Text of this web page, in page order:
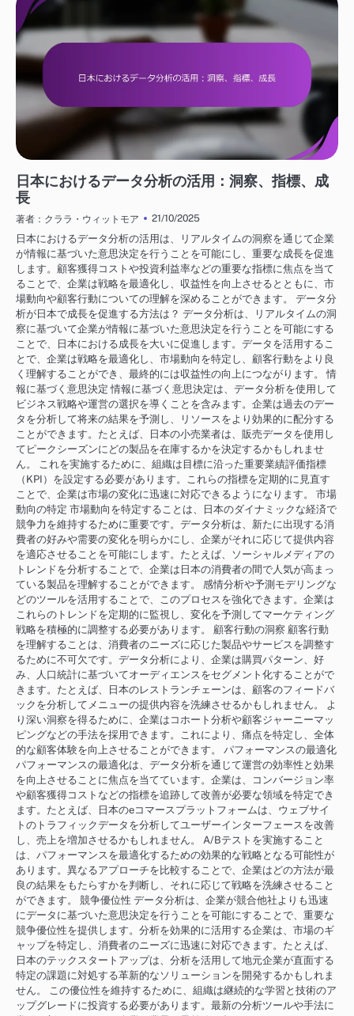
日本におけるデータ分析の活用：洞察、指標、成
長
著者：クララ・ウィットモア
21/10/2025
日本におけるデータ分析の活用は、リアルタイムの洞察を通じて企業
が情報に基づいた意思決定を行うことを可能にし、重要な成長を促進
します。顧客獲得コストや投資利益率などの重要な指標に焦点を当て
ることで、企業は戦略を最適化し、収益性を向上させるとともに、市
場動向や顧客行動についての理解を深めることができます。 データ分
析が日本で成長を促進する方法は？ データ分析は、リアルタイムの洞
察に基づいて企業が情報に基づいた意思決定を行うことを可能にする
ことで、日本における成長を大いに促進します。データを活用するこ
とで、企業は戦略を最適化し、市場動向を特定し、顧客行動をより良
く理解することができ、最終的には収益性の向上につながります。 情
報に基づく意思決定 情報に基づく意思決定は、データ分析を使用して
ビジネス戦略や運営の選択を導くことを含みます。企業は過去のデー
タを分析して将来の結果を予測し、リソースをより効果的に配分する
ことができます。たとえば、日本の小売業者は、販売データを使用し
てピークシーズンにどの製品を在庫するかを決定するかもしれませ
ん。 これを実施するために、組織は目標に沿った重要業績評価指標
（KPI）を設定する必要があります。これらの指標を定期的に見直す
ことで、企業は市場の変化に迅速に対応できるようになります。 市場
動向の特定 市場動向を特定することは、日本のダイナミックな経済で
競争力を維持するために重要です。データ分析は、新たに出現する消
費者の好みや需要の変化を明らかにし、企業がそれに応じて提供内容
を適応させることを可能にします。たとえば、ソーシャルメディアの
トレンドを分析することで、企業は日本の消費者の間で人気が高まっ
ている製品を理解することができます。 感情分析や予測モデリングな
どのツールを活用することで、このプロセスを強化できます。企業は
これらのトレンドを定期的に監視し、変化を予測してマーケティング
戦略を積極的に調整する必要があります。 顧客行動の洞察 顧客行動
を理解することは、消費者のニーズに応じた製品やサービスを調整す
るために不可欠です。データ分析により、企業は購買パターン、好
み、人口統計に基づいてオーディエンスをセグメント化することがで
きます。たとえば、日本のレストランチェーンは、顧客のフィードバ
ックを分析してメニューの提供内容を洗練させるかもしれません。 よ
り深い洞察を得るために、企業はコホート分析や顧客ジャーニーマッ
ピングなどの手法を採用できます。これにより、痛点を特定し、全体
的な顧客体験を向上させることができます。 パフォーマンスの最適化
パフォーマンスの最適化は、データ分析を通じて運営の効率性と効果
を向上させることに焦点を当てています。企業は、コンバージョン率
や顧客獲得コストなどの指標を追跡して改善が必要な領域を特定でき
ます。たとえば、日本のeコマースプラットフォームは、ウェブサイ
トのトラフィックデータを分析してユーザーインターフェースを改善
し、売上を増加させるかもしれません。 A/Bテストを実施すること
は、パフォーマンスを最適化するための効果的な戦略となる可能性が
あります。異なるアプローチを比較することで、企業はどの方法が最
良の結果をもたらすかを判断し、それに応じて戦略を洗練させること
ができます。 競争優位性 データ分析は、企業が競合他社よりも迅速
にデータに基づいた意思決定を行うことを可能にすることで、重要な
競争優位性を提供します。分析を効果的に活用する企業は、市場のギ
ャップを特定し、消費者のニーズに迅速に対応できます。たとえば、
日本のテックスタートアップは、分析を活用して地元企業が直面する
特定の課題に対処する革新的なソリューションを開発するかもしれま
せん。 この優位性を維持するために、組織は継続的な学習と技術のア
ップグレードに投資する必要があります。最新の分析ツールや手法に